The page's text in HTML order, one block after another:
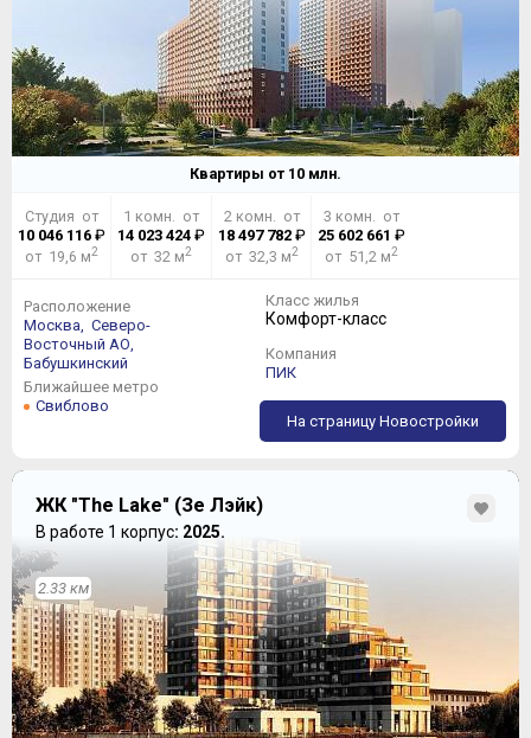
Квартиры от 10 млн.
Студия от
10 046 116₽
от 19,6 м2
1 комн. от
14 023 424 ₽
от 32 м2
2 комн. от
18 497 782₽
от 32,3 м2
3 комн. от
25 602 661 ₽
от 51,2 м2
Расположение
Москва,
Северо-
Восточный АО,
Бабушкинский
Ближайшее метро
Свиблово
Класс жилья
Комфорт-класс
Компания
ПИК
На страницу Новостройки
ЖК "The Lake" (Зе Лэйк)
В работе 1 корпус: 2025.
2.33 км